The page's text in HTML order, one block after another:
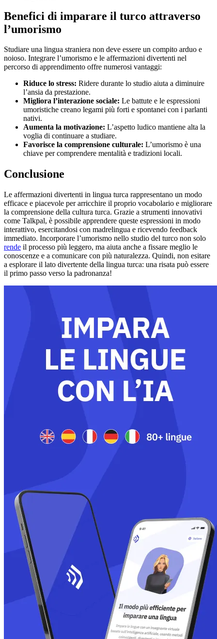
Benefici di imparare il turco attraverso
l’umorismo
Studiare una lingua straniera non deve essere un compito arduo e
noioso. Integrare l’umorismo e le affermazioni divertenti nel
percorso di apprendimento offre numerosi vantaggi:
Riduce lo stress: Ridere durante lo studio aiuta a diminuire
l’ansia da prestazione.
Migliora l’interazione sociale: Le battute e le espressioni
umoristiche creano legami più forti e spontanei con i parlanti
nativi.
Aumenta la motivazione: L’aspetto ludico mantiene alta la
voglia di continuare a studiare.
Favorisce la comprensione culturale: L’umorismo è una
chiave per comprendere mentalità e tradizioni locali.
Conclusione
Le affermazioni divertenti in lingua turca rappresentano un modo
efficace e piacevole per arricchire il proprio vocabolario e migliorare
la comprensione della cultura turca. Grazie a strumenti innovativi
come Talkpal, è possibile apprendere queste espressioni in modo
interattivo, esercitandosi con madrelingua e ricevendo feedback
immediato. Incorporare l’umorismo nello studio del turco non solo
rende il processo più leggero, ma aiuta anche a fissare meglio le
conoscenze e a comunicare con più naturalezza. Quindi, non esitare
a esplorare il lato divertente della lingua turca: una risata può essere
il primo passo verso la padronanza!